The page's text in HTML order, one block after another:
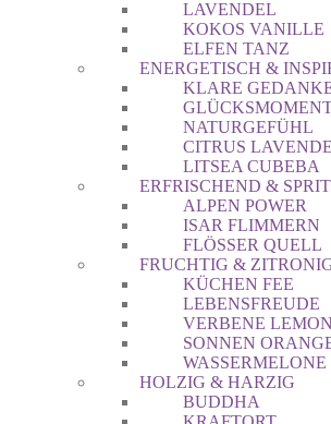
LAVENDEL
KOKOS VANILLE
ELFEN TANZ
ENERGETISCH &
KLARE
NATURGEFÜHL
CITRUS
LITSEA CUBEBA
ERFRISCHEND &
ALPEN POWER
ISAR FLIMMERN
FLÖSSER QUELL
FRUCHTIG &
KÜCHEN FEE
LEBENSFREUDE
VERBENE LEMON
SONNEN
WASSERMELONE
HOLZIG & HARZIG
BUDDHA